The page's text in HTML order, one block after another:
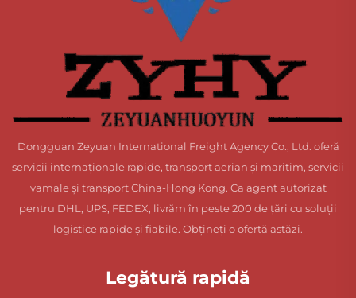
Dongguan Zeyuan International Freight Agency Co., Ltd. oferă
servicii internaționale rapide, transport aerian și maritim, servicii
vamale și transport China-Hong Kong. Ca agent autorizat
pentru DHL, UPS, FEDEX, livrăm în peste 200 de țări cu soluții
logistice rapide și fiabile. Obțineți o ofertă astăzi.
Legătură rapidă